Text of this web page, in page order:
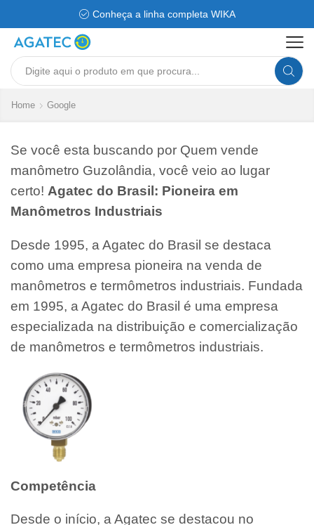
Conheça a linha completa WIKA
Search
Home Google
Se você esta buscando por Quem vende
manômetro Guzolândia, você veio ao lugar
certo! Agatec do Brasil: Pioneira em
Manômetros Industriais
Desde 1995, a Agatec do Brasil se destaca
como uma empresa pioneira na venda de
manômetros e termômetros industriais. Fundada
em 1995, a Agatec do Brasil é uma empresa
especializada na distribuição e comercialização
de manômetros e termômetros industriais.
Competência
Desde o início, a Agatec se destacou no